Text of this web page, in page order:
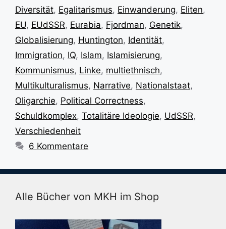
Diversität, Egalitarismus, Einwanderung, Eliten,
EU, EUdSSR, Eurabia, Fjordman, Genetik,
Globalisierung, Huntington, Identität,
Immigration, IQ, Islam, Islamisierung,
Kommunismus, Linke, multiethnisch,
Multikulturalismus, Narrative, Nationalstaat,
Oligarchie, Political Correctness,
Schuldkomplex, Totalitäre Ideologie, UdSSR,
Verschiedenheit
6 Kommentare
Alle Bücher von MKH im Shop